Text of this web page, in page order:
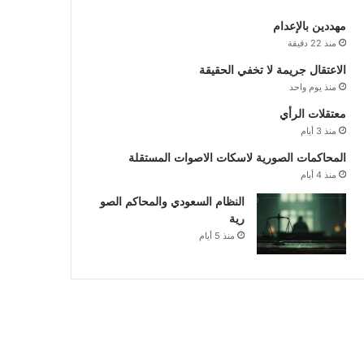
مهددين بالإعدام
منذ 22 دقيقة
الاعتقال جريمة لا تخفي الحقيقة
منذ يوم واحد
معتقلات الرأي
منذ 3 أيام
المحاكمات الصورية لاسكات الاصوات المستقلة
منذ 4 أيام
النظام السعودي والمحاكم الصو
رية
منذ 5 أيام